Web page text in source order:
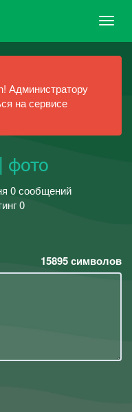
Администратору
на сервисе
фото
0 сообщений
0
15895символов